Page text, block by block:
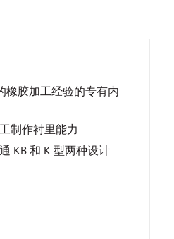
橡胶加工经验的专有内
制作衬里能力
KB 和 K 型两种设计